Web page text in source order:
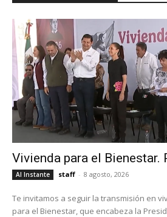
Vivienda para el Bienestar.
Al Instante staff - 8 agosto, 2026
Te invitamos a seguir la transmisión en
para el Bienestar, que encabeza la